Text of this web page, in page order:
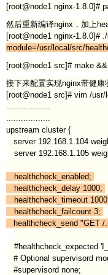
[root@node1 nginx-1.8.0]#
然后重新编译nginx，加上
[root@node1 nginx-1.8.0]#
module=/usr/local/src/
[root@node1 src]# make
接下来配置实现nginx带健康
[root@node1 src]# vim /
..................
..................
upstream cluster {
server 192.168.1.104
server 192.168.1.105
healthcheck_enabled;
healthcheck_delay 1000;
healthcheck_timeout
healthcheck_failcount 3;
healthcheck_send "GET /
# Optional supervisord
#supervisord none;